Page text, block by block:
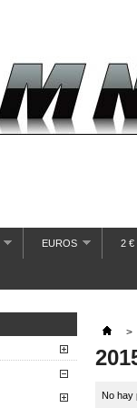
EUROS 2 €
>
No hay